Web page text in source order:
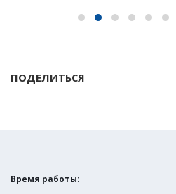
ПОДЕЛИТЬСЯ
Время работы: